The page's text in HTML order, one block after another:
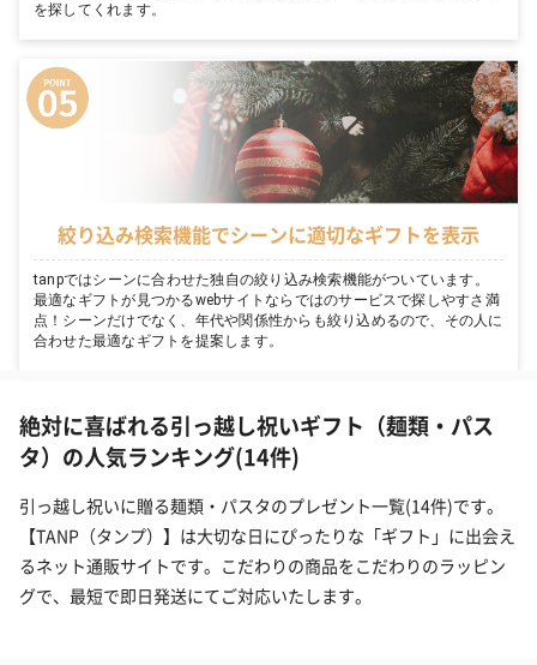
を探してくれます。
絞り込み検索機能でシーンに適切なギフトを表示
tanpではシーンに合わせた独自の絞り込み検索機能がついています。
最適なギフトが見つかるwebサイトならではのサービスで探しやすさ満
点！シーンだけでなく、年代や関係性からも絞り込めるので、その人に
合わせた最適なギフトを提案します。
絶対に喜ばれる引っ越し祝いギフト（麺類・パス
タ）の人気ランキング(14件)
引っ越し祝いに贈る麺類・パスタのプレゼント一覧(14件)です。
【TANP（タンプ）】は大切な日にぴったりな「ギフト」に出会え
るネット通販サイトです。こだわりの商品をこだわりのラッピン
グで、最短で即日発送にてご対応いたします。